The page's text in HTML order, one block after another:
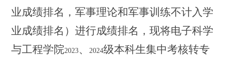
业成绩排名，军事理论和军事训练不计入学
业成绩排名）进行成绩排名，现将电子科学
与工程学院2023、2024级本科生集中考核转专